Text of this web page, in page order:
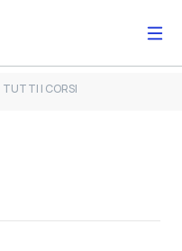
TUTTI I CORSI